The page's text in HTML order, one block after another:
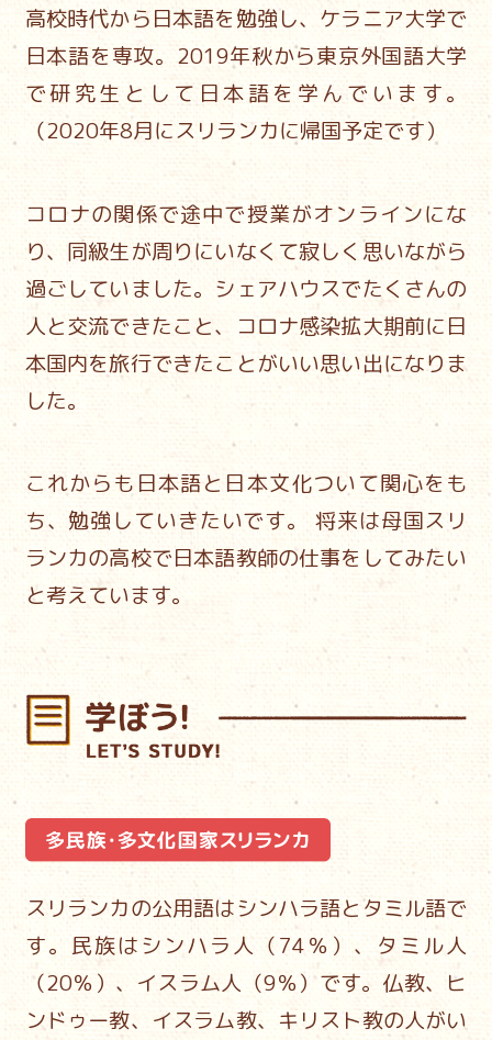
高校時代から日本語を勉強し、ケラニア大学で
日本語を専攻。 2019年秋から東京外国語大学
で研究生として日本語を学んでいます。
（2020年8月にスリランカに帰国予定です）
コロナの関係で途中で授業がオンラインにな
り、 同級生が周りにいなくて寂しく思いながら
過ごしていました。 シェアハウスでたくさんの
人と交流できたこと、 コロナ感染拡大期前に日
本国内を旅行できたことがいい思い出になりま
した。
これからも日本語と日本文化ついて関心をも
ち、勉強していきたいです。将来は母国スリ
ランカの高校で日本語教師の仕事をしてみたい
と考えています。
スリランカの公用語はシンハラ語とタミル語で
す。 民族はシンハラ人（74％）、タミル人
（20％）、イスラム人（9％）です。 仏教、ヒ
ンドゥー教、イスラム教、キリスト教の人がい